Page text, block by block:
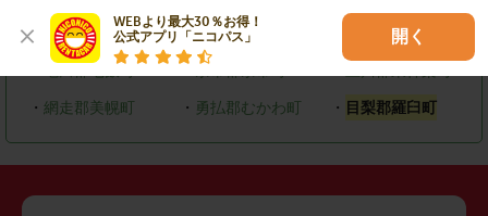
WEBより最大30％お得！
公式アプリ「ニコパス」
開く
・ 恵庭市 ・北広島市
・ 網走郡美幌町 ・ 勇払郡むかわ町 ・ 目梨郡羅臼町